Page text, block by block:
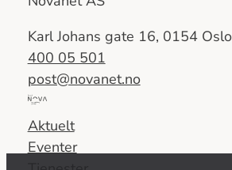
Karl Johans gate 16, 0154 Oslo
400 05 501
post@novanet.no
Del
av
Nova
Aktuelt
Eventer